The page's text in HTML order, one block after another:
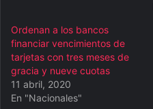
Ordenan a los bancos
financiar vencimientos de
tarjetas con tres meses de
gracia y nueve cuotas
11 abril, 2020
En "Nacionales"